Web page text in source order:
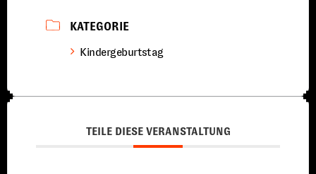
KATEGORIE
Kindergeburtstag
TEILE DIESE VERANSTALTUNG